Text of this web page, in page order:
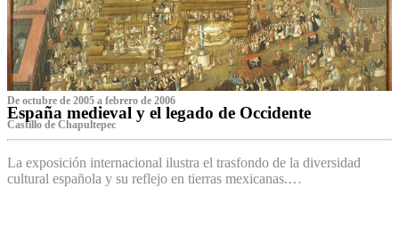
De octubre de 2005 a febrero de 2006
España medieval y el legado de Occidente
Castillo de Chapultepec
La exposición internacional ilustra el trasfondo de la diversidad
cultural española y su reflejo en tierras mexicanas.…